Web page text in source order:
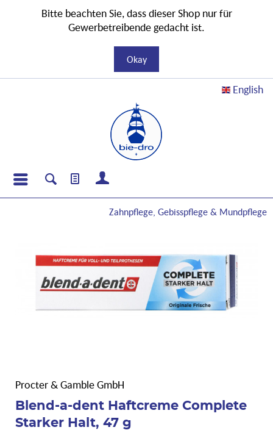
English
Zahnpflege, Gebisspflege & Mundpflege
Procter & Gamble GmbH
Blend-a-dent Haftcreme Complete
Starker Halt, 47 g
Bitte beachten Sie, dass dieser Shop nur für
Gewerbetreibende gedacht ist.
Okay